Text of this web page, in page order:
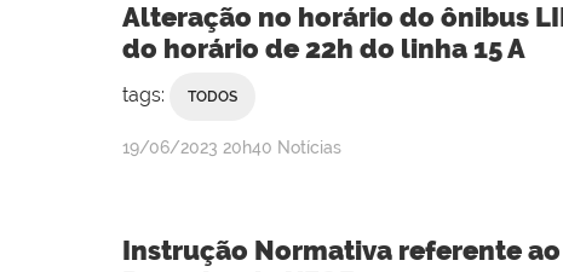
Alteração no horário do ônibus
do horário de 22h do linha 15 A
tags: TODOS
publicado
19/06/2023 20h40 Notícias
Instrução Normativa referente ao